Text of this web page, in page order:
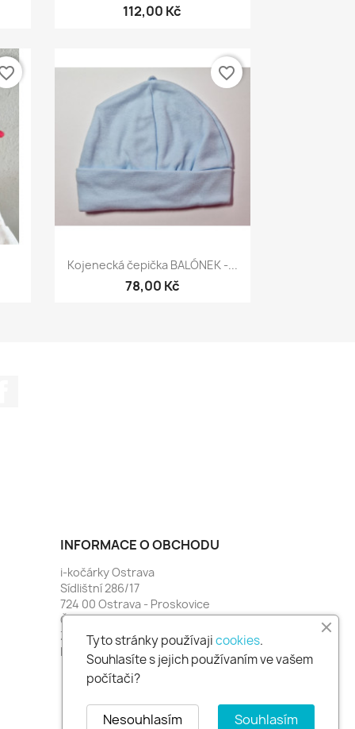
112,00 Kč
Rychlý náhled
Kojenecká čepička BALÓNEK -...
78,00 Kč
favorite_border
INFORMACE O OBCHODU
i-kočárky Ostrava
Sídlištní 286/17
724 00 Ostrava - Proskovice
Česko
Zavolejte nám:774 481 664
Napište nám:i-kocarky@seznam.cz
Tyto stránky používajicookies.
Souhlasíte s jejich používaním ve vašem
počítači?
Souhlasím
Nesouhlasím